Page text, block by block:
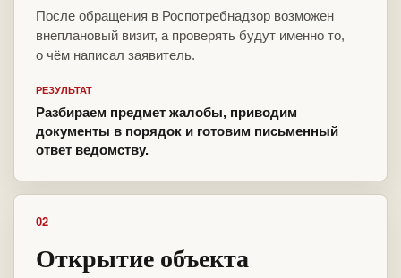
После обращения в Роспотребнадзор возможен
внеплановый визит, а проверять будут именно то,
о чём написал заявитель.
РЕЗУЛЬТАТ
Разбираем предмет жалобы, приводим
документы в порядок и готовим письменный
ответ ведомству.
02
Открытие объекта